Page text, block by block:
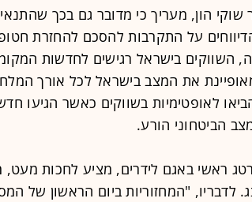
שוקי הון, מעריך כי מדובר גם בכך
על התקרבות להסכם להחזרת
השווקים בישראל רגישים לחדשות
את המצב בישראל לכל אורך
לאופטימיות בשווקים כאשר הגיעו
הביטחוני הורע.
ראשי באגם לידרים, מציע לחכות
לדבריו, "המחזוריות ביום הראשון של